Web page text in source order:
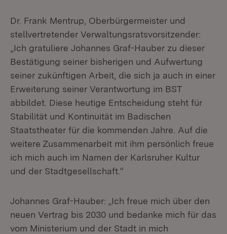
Dr. Frank Mentrup, Oberbürgermeister und
stellvertretender Verwaltungsratsvorsitzender:
„Ich gratuliere Johannes Graf-Hauber zu dieser
Bestätigung seiner bisherigen und Aufwertung
seiner zukünftigen Arbeit, die sich ja auch in einer
Erweiterung seiner Verantwortung im BST
abbildet. Diese heutige Entscheidung steht für
Stabilität und Kontinuität im Badischen
Staatstheater für die kommenden Jahre. Auf die
weitere Zusammenarbeit mit ihm persönlich freue
ich mich auch im Namen der Karlsruher Kultur
und der Stadtgesellschaft.“
Johannes Graf-Hauber: „Ich freue mich über den
neuen Vertrag bis 2030 und bedanke mich für das
vom Ministerium und der Stadt in mich